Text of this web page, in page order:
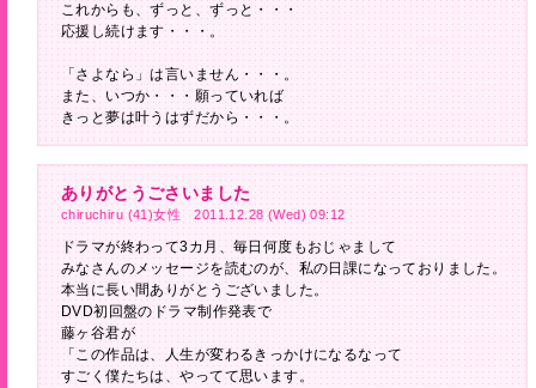
これからも、ずっと、ずっと・・・
応援し続けます・・・。
「さよなら」は言いません・・・。
また、いつか・・・願っていれば
きっと夢は叶うはずだから・・・。
ありがとうごさいました
chiruchiru (41)女性 2011.12.28 (Wed) 09:12
ドラマが終わって3カ月、毎日何度もおじゃまして
みなさんのメッセージを読むのが、私の日課になっておりました。
本当に長い間ありがとうございました。
DVD初回盤のドラマ制作発表で
藤ヶ谷君が
「この作品は、人生が変わるきっかけになるなって
すごく僕たちは、やってて思います。